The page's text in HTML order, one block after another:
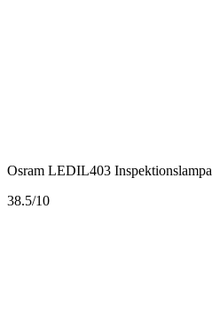
Osram LEDIL403 Inspektionslampa
38.5/10